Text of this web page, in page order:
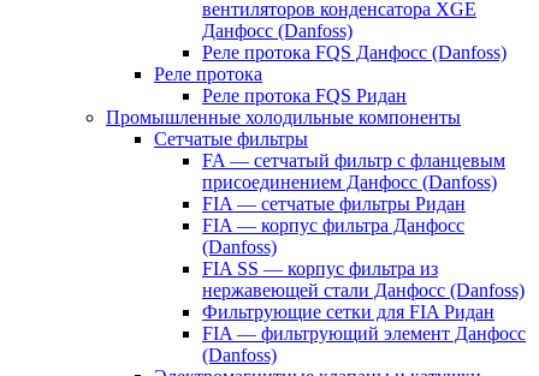
вентиляторов конденсатора XGE
Данфосс (Danfoss)
Реле протока FQS Данфосс (Danfoss)
Реле протока
Реле протока FQS Ридан
Промышленные холодильные компоненты
Сетчатые фильтры
FA — сетчатый фильтр с фланцевым
присоединением Данфосс (Danfoss)
FIA — сетчатые фильтры Ридан
FIA — корпус фильтра Данфосс
(Danfoss)
FIA SS — корпус фильтра из
нержавеющей стали Данфосс (Danfoss)
Фильтрующие сетки для FIA Ридан
FIA — фильтрующий элемент Данфосс
(Danfoss)